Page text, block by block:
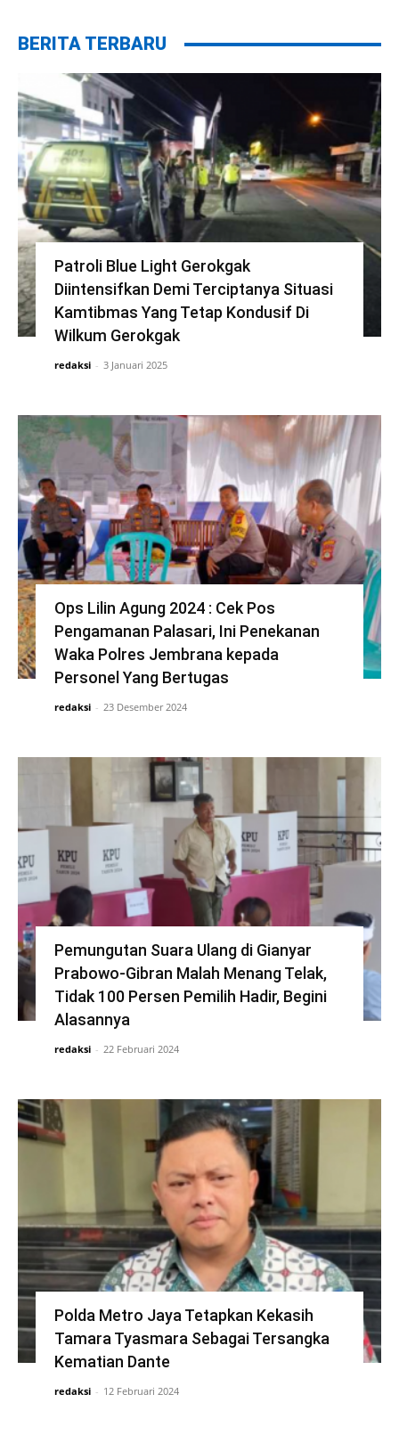
BERITA TERBARU
Patroli Blue Light Gerokgak
Diintensifkan Demi Terciptanya Situasi
Kamtibmas Yang Tetap Kondusif Di
Wilkum Gerokgak
redaksi - 3 Januari 2025
Ops Lilin Agung 2024 : Cek Pos
Pengamanan Palasari, Ini Penekanan
Waka Polres Jembrana kepada
Personel Yang Bertugas
redaksi - 23 Desember 2024
Pemungutan Suara Ulang di Gianyar
Prabowo-Gibran Malah Menang Telak,
Tidak 100 Persen Pemilih Hadir, Begini
Alasannya
redaksi - 22 Februari 2024
Polda Metro Jaya Tetapkan Kekasih
Tamara Tyasmara Sebagai Tersangka
Kematian Dante
redaksi - 12 Februari 2024